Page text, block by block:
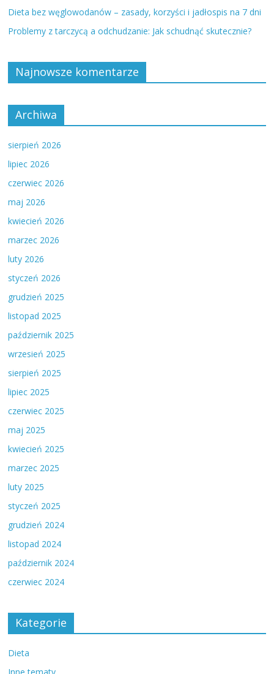
Dieta bez węglowodanów – zasady, korzyści i jadłospis na 7 dni
Problemy z tarczycą a odchudzanie: Jak schudnąć skutecznie?
Najnowsze komentarze
Archiwa
sierpień 2026
lipiec 2026
czerwiec 2026
maj 2026
kwiecień 2026
marzec 2026
luty 2026
styczeń 2026
grudzień 2025
listopad 2025
październik 2025
wrzesień 2025
sierpień 2025
lipiec 2025
czerwiec 2025
maj 2025
kwiecień 2025
marzec 2025
luty 2025
styczeń 2025
grudzień 2024
listopad 2024
październik 2024
czerwiec 2024
Kategorie
Dieta